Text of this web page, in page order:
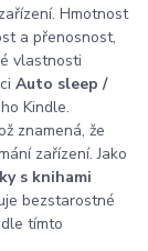
Hmotnost
a přenosnost,
vlastnosti
Auto sleep /
Kindle.
znamená, že
zařízení. Jako
s knihami
bezstarostné
tímto